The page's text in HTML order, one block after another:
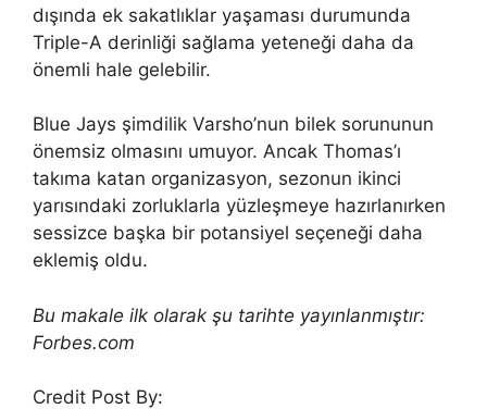
dışında ek sakatlıklar yaşaması durumunda
Triple-A derinliği sağlama yeteneği daha da
önemli hale gelebilir.
Blue Jays şimdilik Varsho’nun bilek sorununun
önemsiz olmasını umuyor. Ancak Thomas’ı
takıma katan organizasyon, sezonun ikinci
yarısındaki zorluklarla yüzleşmeye hazırlanırken
sessizce başka bir potansiyel seçeneği daha
eklemiş oldu.
Bu makale ilk olarak şu tarihte yayınlanmıştır:
Forbes.com
Credit Post By: